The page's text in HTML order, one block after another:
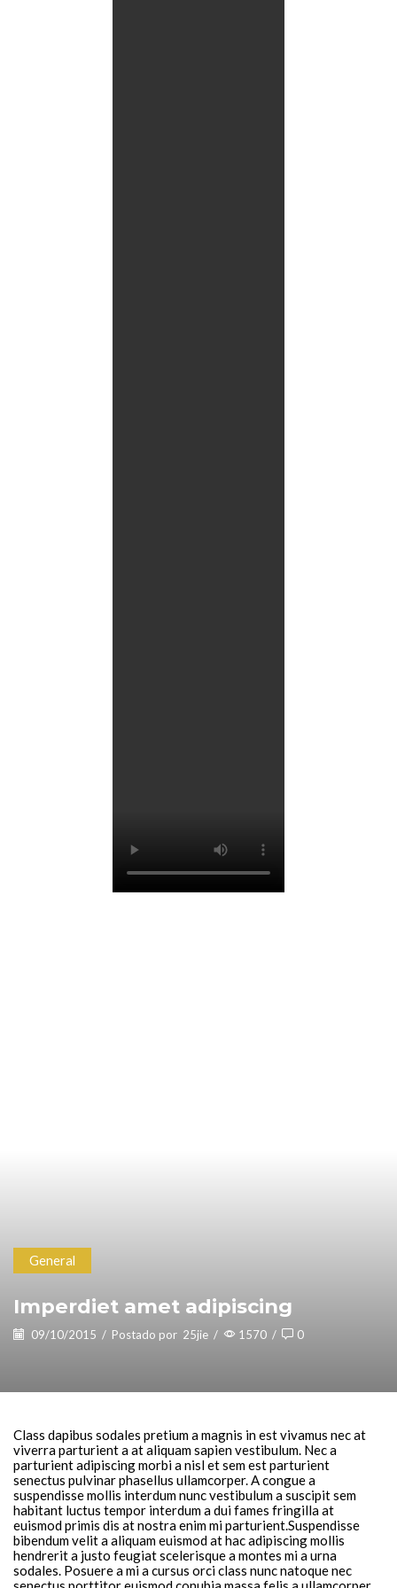
General
Imperdiet amet adipiscing
09/10/2015 / Postado por 25jie / 1570 / 0
Class dapibus sodales pretium a magnis in est vivamus nec at
viverra parturient a at aliquam sapien vestibulum. Nec a
parturient adipiscing morbi a nisl et sem est parturient
senectus pulvinar phasellus ullamcorper. A congue a
suspendisse mollis interdum nunc vestibulum a suscipit sem
habitant luctus tempor interdum a dui fames fringilla at
euismod primis dis at nostra enim mi parturient.Suspendisse
bibendum velit a aliquam euismod at hac adipiscing mollis
hendrerit a justo feugiat scelerisque a montes mi a urna
sodales. Posuere a mi a cursus orci class nunc natoque nec